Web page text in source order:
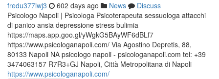
fredu377iwj3 602 days ago News
Discuss
Psicologo Napoli | Psicologa Psicoterapeuta sessuologa attacchi
di panico ansia depressione stress bulimia
https://maps.app.goo.gl/yWgkG5BAyWF6dBLf7
https://www.psicologanapoli.com/ Via Agostino Depretis, 88,
80133 Napoli NA psicologo napoli - psicologanapoli.com tel: +39
3474063157 R7R3+GJ Napoli, Città Metropolitana di Napoli
https://www.psicologanapoli.com/